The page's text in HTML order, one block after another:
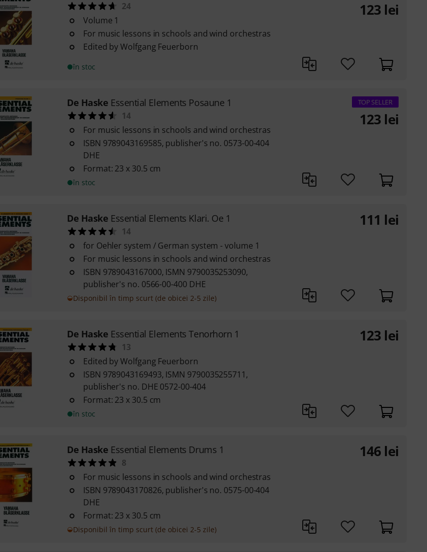
24
Volume 1
For music lessons in schools and wind orchestras
Edited by Wolfgang Feuerborn
în stoc
123 lei
De Haske Essential Elements Posaune 1
14
For music lessons in schools and wind orchestras
ISBN 9789043169585, publisher's no. 0573-00-404
DHE
Format: 23 x 30.5 cm
în stoc
TOP SELLER
123 lei
De Haske Essential Elements Klari. Oe 1
14
for Oehler system / German system - volume 1
For music lessons in schools and wind orchestras
ISBN 9789043167000, ISMN 9790035253090,
publisher's no. 0566-00-400 DHE
Disponibil în timp scurt (de obicei 2-5 zile)
111 lei
De Haske Essential Elements Tenorhorn 1
13
Edited by Wolfgang Feuerborn
ISBN 9789043169493, ISMN 9790035255711,
publisher's no. DHE 0572-00-404
Format: 23 x 30.5 cm
în stoc
123 lei
De Haske Essential Elements Drums 1
8
For music lessons in schools and wind orchestras
ISBN 9789043170826, publisher's no. 0575-00-404
DHE
Format: 23 x 30.5 cm
Disponibil în timp scurt (de obicei 2-5 zile)
146 lei